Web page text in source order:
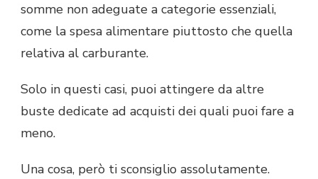
somme non adeguate a categorie essenziali,
come la spesa alimentare piuttosto che quella
relativa al carburante.
Solo in questi casi, puoi attingere da altre
buste dedicate ad acquisti dei quali puoi fare a
meno.
Una cosa, però ti sconsiglio assolutamente.